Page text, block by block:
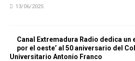
13/06/2025
Canal Extremadura Radio dedica un
por el oeste’ al 50 aniversario del
Universitario Antonio Franco